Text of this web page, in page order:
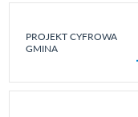
PROJEKT CYFROWA
GMINA